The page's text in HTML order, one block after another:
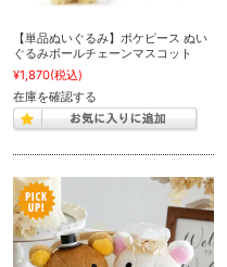
【単品ぬいぐるみ】ポケピース ぬい
ぐるみボールチェーンマスコット
¥1,870(税込)
在庫を確認する